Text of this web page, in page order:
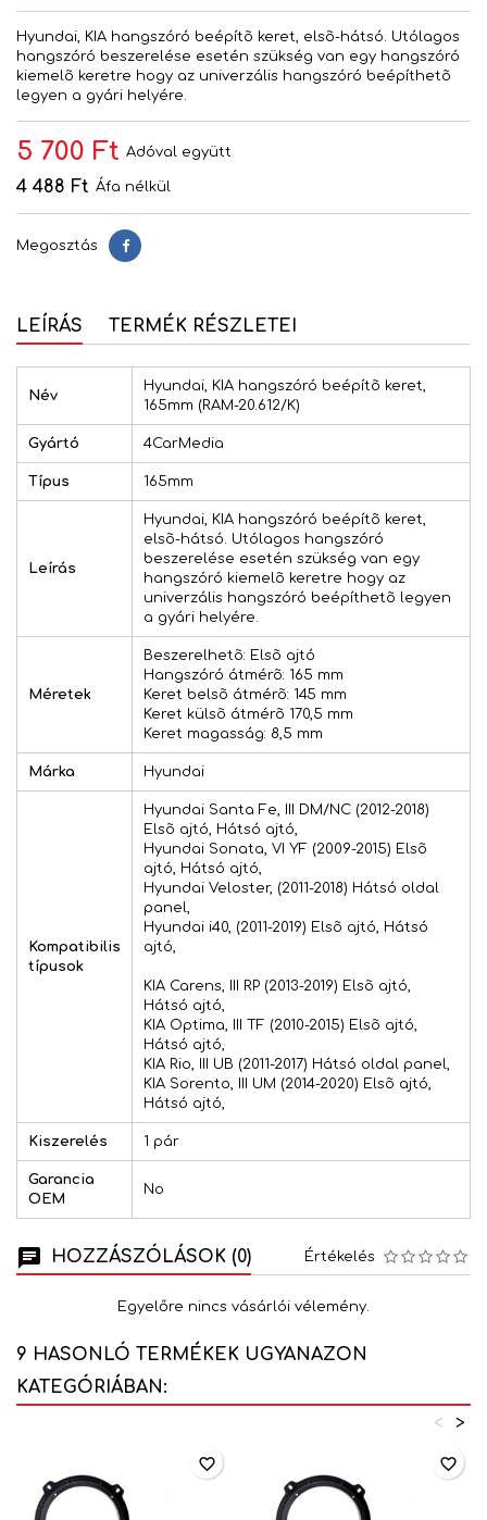
Hyundai, KIA hangszóró beépítõ keret, elsõ-hátsó. Utólagos
hangszóró beszerelése esetén szükség van egy hangszóró
kiemelõ keretre hogy az univerzális hangszóró beépíthetõ
legyen a gyári helyére.
5 700 Ft Adóval együtt
4 488 Ft Áfa nélkül
Megosztás Megosztás
LEÍRÁS TERMÉK RÉSZLETEI
Név
Hyundai, KIA hangszóró beépítõ keret,
165mm (RAM-20.612/K)
Gyártó 4CarMedia
Típus 165mm
Leírás
Hyundai, KIA hangszóró beépítõ keret,
elsõ-hátsó. Utólagos hangszóró
beszerelése esetén szükség van egy
hangszóró kiemelõ keretre hogy az
univerzális hangszóró beépíthetõ legyen
a gyári helyére.
Méretek
Beszerelhetõ: Elsõ ajtó
Hangszóró átmérõ: 165 mm
Keret belsõ átmérõ: 145 mm
Keret külsõ átmérõ 170,5 mm
Keret magasság: 8,5 mm
Márka Hyundai
Kompatibilis
típusok
Hyundai Santa Fe, III DM/NC (2012-2018)
Elsõ ajtó, Hátsó ajtó,
Hyundai Sonata, VI YF (2009-2015) Elsõ
ajtó, Hátsó ajtó,
Hyundai Veloster, (2011-2018) Hátsó oldal
panel,
Hyundai i40, (2011-2019) Elsõ ajtó, Hátsó
ajtó,
KIA Carens, III RP (2013-2019) Elsõ ajtó,
Hátsó ajtó,
KIA Optima, III TF (2010-2015) Elsõ ajtó,
Hátsó ajtó,
KIA Rio, III UB (2011-2017) Hátsó oldal panel,
KIA Sorento, III UM (2014-2020) Elsõ ajtó,
Hátsó ajtó,
Kiszerelés 1 pár
Garancia
OEM
No
HOZZÁSZÓLÁSOK (0) Értékelés
Egyelőre nincs vásárlói vélemény.
9 HASONLÓ TERMÉKEK UGYANAZON
KATEGÓRIÁBAN:
>
<
favorite_border favorite_border